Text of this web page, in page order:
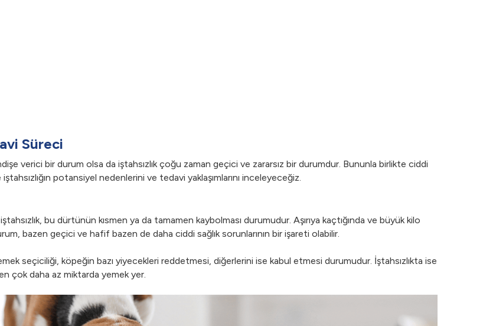
Süreci
verici bir durum olsa da iştahsızlık çoğu zaman geçici ve zararsız bir durumdur. Bununla birlikte ciddi
potansiyel nedenlerini ve tedavi yaklaşımlarını inceleyeceğiz.
bu dürtünün kısmen ya da tamamen kaybolması durumudur. Aşırıya kaçtığında ve büyük kilo
bazen geçici ve hafif bazen de daha ciddi sağlık sorunlarının bir işareti olabilir.
seçiciliği, köpeğin bazı yiyecekleri reddetmesi, diğerlerini ise kabul etmesi durumudur. İştahsızlıkta ise
çok daha az miktarda yemek yer.